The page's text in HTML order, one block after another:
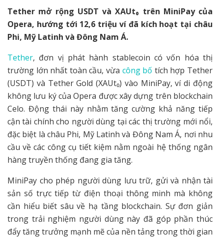
Tether mở rộng USDT và XAUt₀ trên MiniPay của
Opera, hướng tới 12,6 triệu ví đã kích hoạt tại châu
Phi, Mỹ Latinh và Đông Nam Á.
Tether, đơn vị phát hành stablecoin có vốn hóa thị
trường lớn nhất toàn cầu, vừa công bố tích hợp Tether
(USDT) và Tether Gold (XAUt₀) vào MiniPay, ví di động
không lưu ký của Opera được xây dựng trên blockchain
Celo. Động thái này nhằm tăng cường khả năng tiếp
cận tài chính cho người dùng tại các thị trường mới nổi,
đặc biệt là châu Phi, Mỹ Latinh và Đông Nam Á, nơi nhu
cầu về các công cụ tiết kiệm nằm ngoài hệ thống ngân
hàng truyền thống đang gia tăng.
MiniPay cho phép người dùng lưu trữ, gửi và nhận tài
sản số trực tiếp từ điện thoại thông minh mà không
cần hiểu biết sâu về hạ tầng blockchain. Sự đơn giản
trong trải nghiệm người dùng này đã góp phần thúc
đẩy tăng trưởng mạnh mẽ của nền tảng trong thời gian